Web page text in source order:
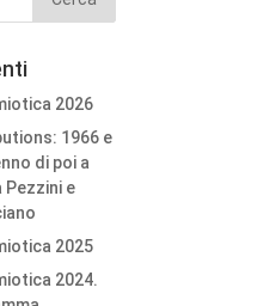
2026
1966 e
di poi a
Pezzini e
2025
2024.